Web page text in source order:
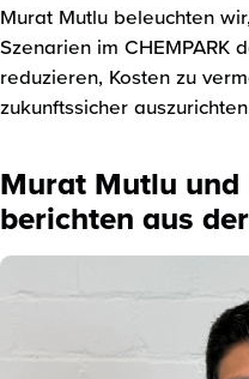
Murat Mutlu beleuchten
Szenarien im CHEMPARK
reduzieren, Kosten zu
zukunftssicher
Murat Mutlu und
berichten aus